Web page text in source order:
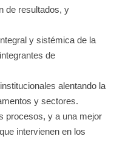
de resultados, y
y sistémica de la
de
alentando la
y sectores.
procesos, y a una mejor
intervienen en los